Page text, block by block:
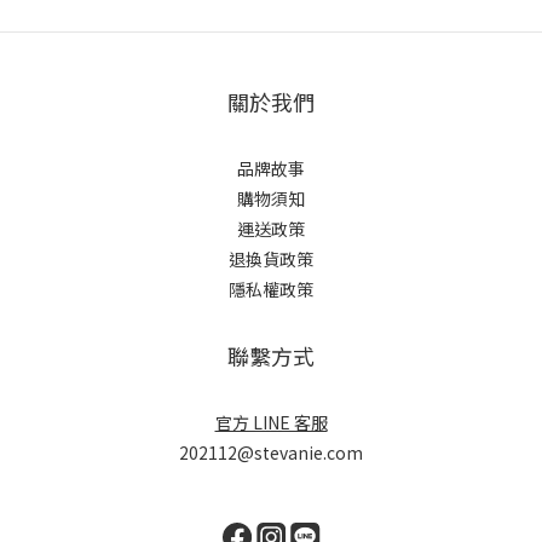
關於我們
品牌故事
購物須知
運送政策
退換貨政策
隱私權政策
聯繫方式
官方 LINE 客服
202112@stevanie.com